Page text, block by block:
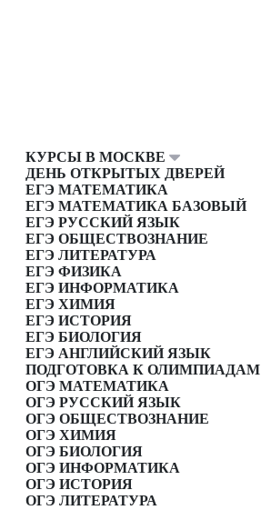
КУРСЫ В МОСКВЕ
ДЕНЬ ОТКРЫТЫХ ДВЕРЕЙ
ЕГЭ МАТЕМАТИКА
ЕГЭ МАТЕМАТИКА БАЗОВЫЙ
ЕГЭ РУССКИЙ ЯЗЫК
ЕГЭ ОБЩЕСТВОЗНАНИЕ
ЕГЭ ЛИТЕРАТУРА
ЕГЭ ФИЗИКА
ЕГЭ ИНФОРМАТИКА
ЕГЭ ХИМИЯ
ЕГЭ ИСТОРИЯ
ЕГЭ БИОЛОГИЯ
ЕГЭ АНГЛИЙСКИЙ ЯЗЫК
ПОДГОТОВКА К ОЛИМПИАДАМ
ОГЭ МАТЕМАТИКА
ОГЭ РУССКИЙ ЯЗЫК
ОГЭ ОБЩЕСТВОЗНАНИЕ
ОГЭ ХИМИЯ
ОГЭ БИОЛОГИЯ
ОГЭ ИНФОРМАТИКА
ОГЭ ИСТОРИЯ
ОГЭ ЛИТЕРАТУРА